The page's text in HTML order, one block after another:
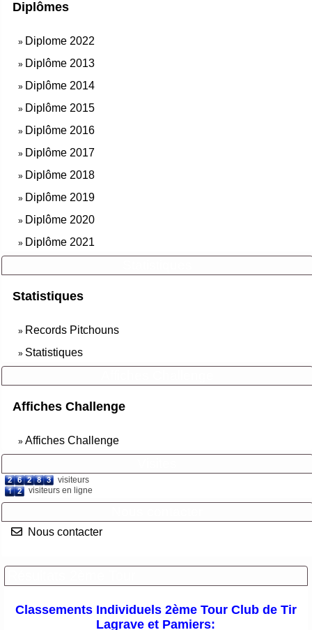
Diplômes
» Diplome 2022
» Diplôme 2013
» Diplôme 2014
» Diplôme 2015
» Diplôme 2016
» Diplôme 2017
» Diplôme 2018
» Diplôme 2019
» Diplôme 2020
» Diplôme 2021
Statistiques
» Records Pitchouns
» Statistiques
Affiches Challenge
» Affiches Challenge
visiteurs
visiteurs en ligne
Nous contacter
Classements Individuels 2ème Tour Club de Tir
Lagrave et Pamiers: